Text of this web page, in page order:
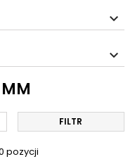
FILTR
pozycji